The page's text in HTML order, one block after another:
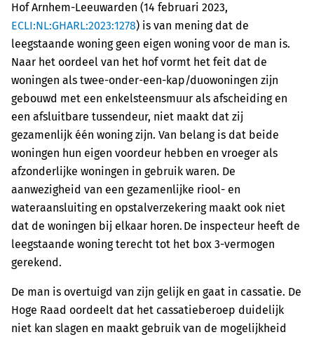
Hof Arnhem-Leeuwarden (14 februari 2023,
ECLI:NL:GHARL:2023:1278) is van mening dat de
leegstaande woning geen eigen woning voor de man is.
Naar het oordeel van het hof vormt het feit dat de
woningen als twee-onder-een-kap/duowoningen zijn
gebouwd met een enkelsteensmuur als afscheiding en
een afsluitbare tussendeur, niet maakt dat zij
gezamenlijk één woning zijn. Van belang is dat beide
woningen hun eigen voordeur hebben en vroeger als
afzonderlijke woningen in gebruik waren. De
aanwezigheid van een gezamenlijke riool- en
wateraansluiting en opstalverzekering maakt ook niet
dat de woningen bij elkaar horen. De inspecteur heeft de
leegstaande woning terecht tot het box 3-vermogen
gerekend.
De man is overtuigd van zijn gelijk en gaat in cassatie. De
Hoge Raad oordeelt dat het cassatieberoep duidelijk
niet kan slagen en maakt gebruik van de mogelijkheid